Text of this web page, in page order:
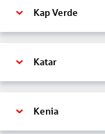
Kap Verde
Katar
Kenia